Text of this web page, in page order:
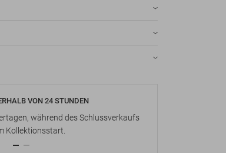
VON 24 STUNDEN
während des Schlussverkaufs
Kollektionsstart.